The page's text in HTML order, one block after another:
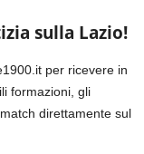
sulla Lazio!
per ricevere in
formazioni, gli
direttamente sul